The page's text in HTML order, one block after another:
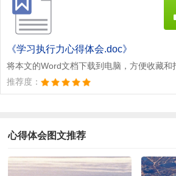
《学习执行力心得体会.doc》
将本文的Word文档下载到电脑，方便收藏和
推荐度：
心得体会图文推荐